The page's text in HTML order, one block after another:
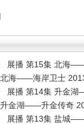
展播 第15集 北海
北海——海岸卫士
展播 第14集 升金
升金湖——升金传奇
展播 第13集 盐城